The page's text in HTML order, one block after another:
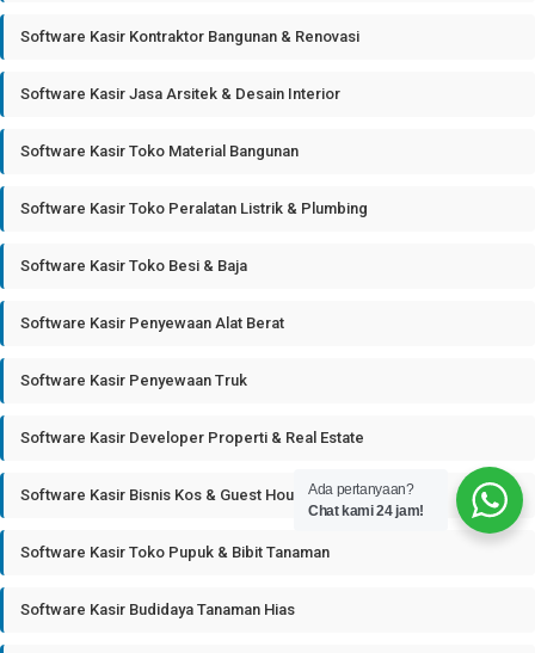
Software Kasir Kontraktor Bangunan & Renovasi
Software Kasir Jasa Arsitek & Desain Interior
Software Kasir Toko Material Bangunan
Software Kasir Toko Peralatan Listrik & Plumbing
Software Kasir Toko Besi & Baja
Software Kasir Penyewaan Alat Berat
Software Kasir Penyewaan Truk
Software Kasir Developer Properti & Real Estate
Software Kasir Bisnis Kos & Guest House
Software Kasir Toko Pupuk & Bibit Tanaman
Software Kasir Budidaya Tanaman Hias
Ada pertanyaan?
Chat kami 24 jam!